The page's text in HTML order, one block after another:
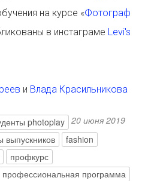
на курсе «Фотограф
в инстаграме Levi's
и Влада Красильникова
photoplay
выпускников
fashion
профкурс
профессиональная программа
20 июня 2019